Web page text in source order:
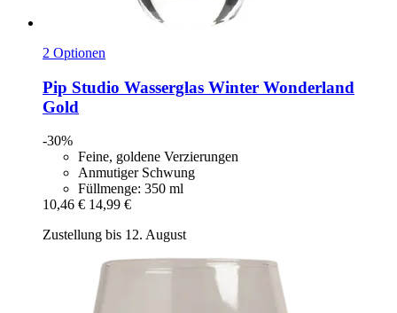
2 Optionen
Pip Studio Wasserglas Winter Wonderland
Gold
-30%
Feine, goldene Verzierungen
Anmutiger Schwung
Füllmenge: 350 ml
10,46 € 14,99 €
Zustellung bis 12. August